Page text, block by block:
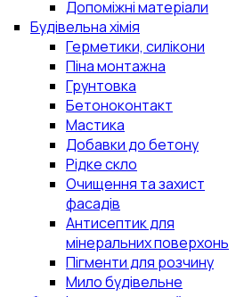
Допоміжні матеріали
Будівельна хімія
Герметики, силікони
Піна монтажна
Грунтовка
Бетоноконтакт
Мастика
Добавки до бетону
Рідке скло
Очищення та захист
фасадів
Антисептик для
мінеральних поверхонь
Пігменти для розчину
Мило будівельне